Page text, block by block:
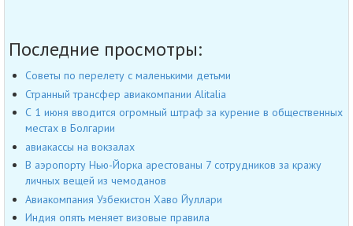
Последние просмотры:
Советы по перелету с маленькими детьми
Странный трансфер авиакомпании Alitalia
С 1 июня вводится огромный штраф за курение в общественных
местах в Болгарии
авиакассы на вокзалах
В аэропорту Нью-Йорка арестованы 7 сотрудников за кражу
личных вещей из чемоданов
Авиакомпания Узбекистон Хаво Йуллари
Индия опять меняет визовые правила